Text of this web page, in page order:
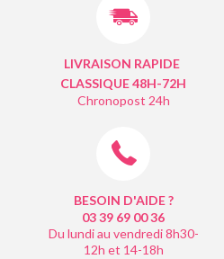
LIVRAISON RAPIDE
CLASSIQUE 48H-72H
Chronopost 24h
BESOIN D'AIDE ?
03 39 69 0036
Du lundi au vendredi 8h30-
12h et 14-18h